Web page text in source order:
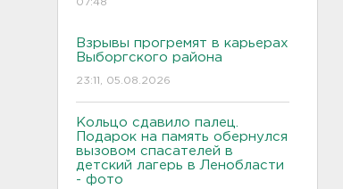
07:48
Взрывы прогремят в карьерах
Выборгского района
23:11, 05.08.2026
Кольцо сдавило палец.
Подарок на память обернулся
вызовом спасателей в
детский лагерь в Ленобласти
- фото